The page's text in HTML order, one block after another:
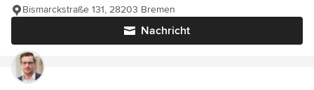
Nachricht
Bismarckstraße 131, 28203 Bremen